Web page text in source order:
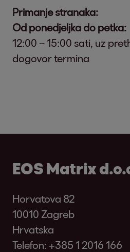
Primanje stranaka:
Od ponedjeljka do petka:
12:00 – 15:00 sati, uz
dogovor termina
EOS Matrix
Horvatova 82
10010 Zagreb
Hrvatska
Telefon: +385 1 2016 166